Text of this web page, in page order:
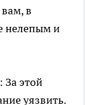
в
нелепым и
: За этой
уязвить.